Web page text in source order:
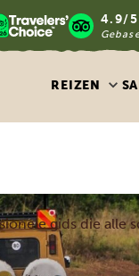
4.9/5
REIZEN
gids die alle